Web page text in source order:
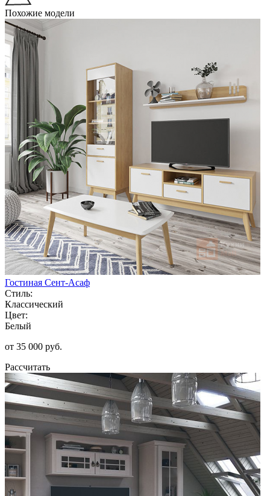
Похожие модели
Гостиная Сент-Асаф
Стиль:
Классический
Цвет:
Белый
от 35 000 руб.
Рассчитать